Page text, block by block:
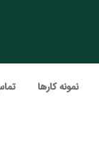
نمونه کارها